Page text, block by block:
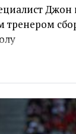
тренером